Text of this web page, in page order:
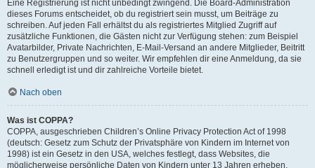
Eine Registrierung ist nicht unbedingt zwingend. Die Board-Administration
dieses Forums entscheidet, ob du registriert sein musst, um Beiträge zu
schreiben. Auf jeden Fall erhältst du als registriertes Mitglied Zugriff auf
zusätzliche Funktionen, die Gästen nicht zur Verfügung stehen: zum Beispiel
Avatarbilder, Private Nachrichten, E-Mail-Versand an andere Mitglieder, Beitritt
zu Benutzergruppen und so weiter. Wir empfehlen dir eine Anmeldung, da sie
schnell erledigt ist und dir zahlreiche Vorteile bietet.
Nach oben
Was ist COPPA?
COPPA, ausgeschrieben Children’s Online Privacy Protection Act of 1998
(deutsch: Gesetz zum Schutz der Privatsphäre von Kindern im Internet von
1998) ist ein Gesetz in den USA, welches festlegt, dass Websites, die
möglicherweise persönliche Daten von Kindern unter 13 Jahren erheben,